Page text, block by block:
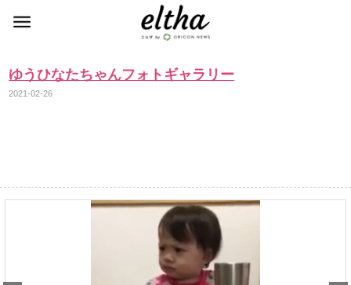
ゆうひなたちゃんフォトギャラリー
2021-02-26